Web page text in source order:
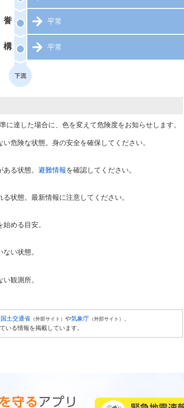
誉 平常
構 平常
達した場合に、色を変えて危険度をお知らせします。
危険な状態。身の安全を確保してください。
る状態。 避難情報を確認してください。
状態。最新情報に注意してください。
める目安。
い状態。
観測所。
国土交通省 （外部サイト） や気象庁 （外部サイト）
いる情報を掲載しています。